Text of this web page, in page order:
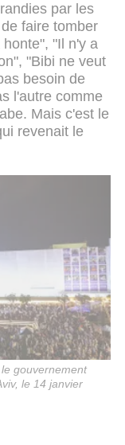
par les
faire tomber
"Il n'y a
"Bibi ne veut
besoin de
l'autre comme
Mais c'est le
revenait le
gouvernement
le 14 janvier